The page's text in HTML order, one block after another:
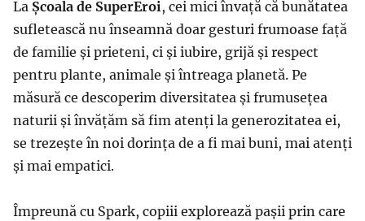
La Școala de SuperEroi, cei mici învață că bunătatea
sufletească nu înseamnă doar gesturi frumoase față
de familie și prieteni, ci și iubire, grijă și respect
pentru plante, animale și întreaga planetă. Pe
măsură ce descoperim diversitatea și frumusețea
naturii și învățăm să fim atenți la generozitatea ei,
se trezește în noi dorința de a fi mai buni, mai atenți
și mai empatici.
Împreună cu Spark, copiii explorează pașii prin care